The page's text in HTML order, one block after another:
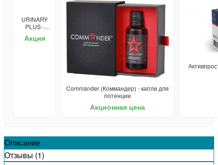
URINARY
PLUS -
от
Акция
Commander (Коммандер) - капли для
потенции
Акционная цена
Описание
Отзывы (1)